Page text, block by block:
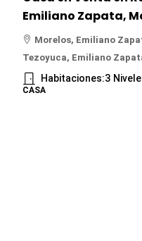
Emiliano Zapata,
Morelos, Emiliano
Tezoyuca, Emiliano
Habitaciones:3
CASA